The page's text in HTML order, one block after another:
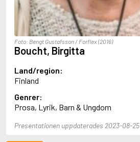
Acker, Kathy
Ackroyd, Peter
Adam de la Halle
Adamov, Arthur
Adams, Douglas
Adams, Herbert
Adams, Jane
Adams, Richard
Adbåge, Emma
Adbåge, Lisen
Adelborg, Ottilia
Adiga, Aravind
Foto: Bengt Gustafsson / Forflex (2016)
Boucht, Birgitta
Land/region:
Finland
Genrer:
Prosa, Lyrik, Barn & Ungdom
Presentationen uppdaterades 2023-08-25